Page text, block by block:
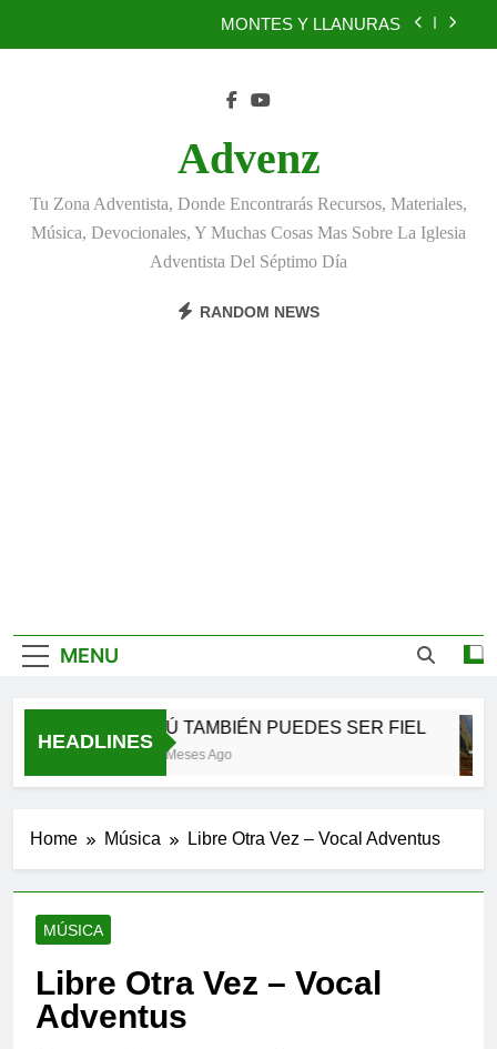
MONTES Y LLANURAS
TÚ TAMBIÉN PUEDES SER FIEL
BENEFICIOS DEL PERDÓN
EL REINO DE LOS CIELOS
Advenz
Tu Zona Adventista, Donde Encontrarás Recursos, Materiales,
Música, Devocionales, Y Muchas Cosas Mas Sobre La Iglesia
Adventista Del Séptimo Día
RANDOM NEWS
MENU
HEADLINES
TÚ TAMBIÉN PUEDES SER FIEL
2 Meses Ago
Home Música Libre Otra Vez – Vocal Adventus
MÚSICA
Libre Otra Vez – Vocal
Adventus